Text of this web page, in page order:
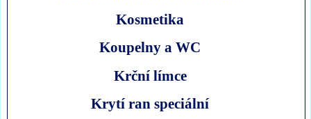
Kosmetika
Koupelny a WC
Krční límce
Krytí ran speciální